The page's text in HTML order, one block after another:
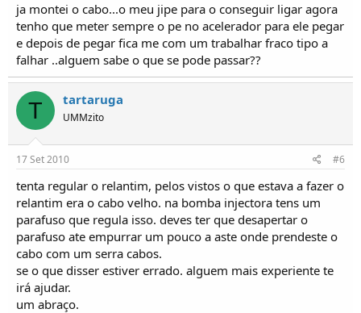
ja montei o cabo...o meu jipe para o conseguir ligar agora
tenho que meter sempre o pe no acelerador para ele pegar
e depois de pegar fica me com um trabalhar fraco tipo a
falhar ..alguem sabe o que se pode passar??
T tartaruga
UMMzito
17 Set 2010 #6
tenta regular o relantim, pelos vistos o que estava a fazer o
relantim era o cabo velho. na bomba injectora tens um
parafuso que regula isso. deves ter que desapertar o
parafuso ate empurrar um pouco a aste onde prendeste o
cabo com um serra cabos.
se o que disser estiver errado. alguem mais experiente te
irá ajudar.
um abraço.